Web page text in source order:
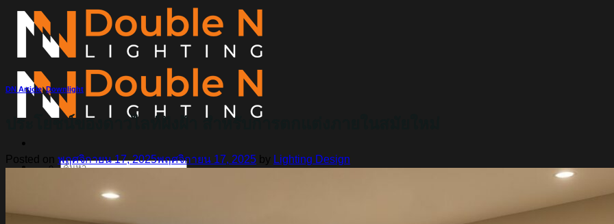
ข้าม
ค้นหา:
Magnetic Light
Track light
DN Article,Downlight
ประโยชน์ของดาวไลท์ฝังฝ้า สำหรับการตกแต่งภายในสมัยใหม่
Posted on พฤศจิกายน 17, 2025พฤศจิกายน 17, 2025 by Lighting Design